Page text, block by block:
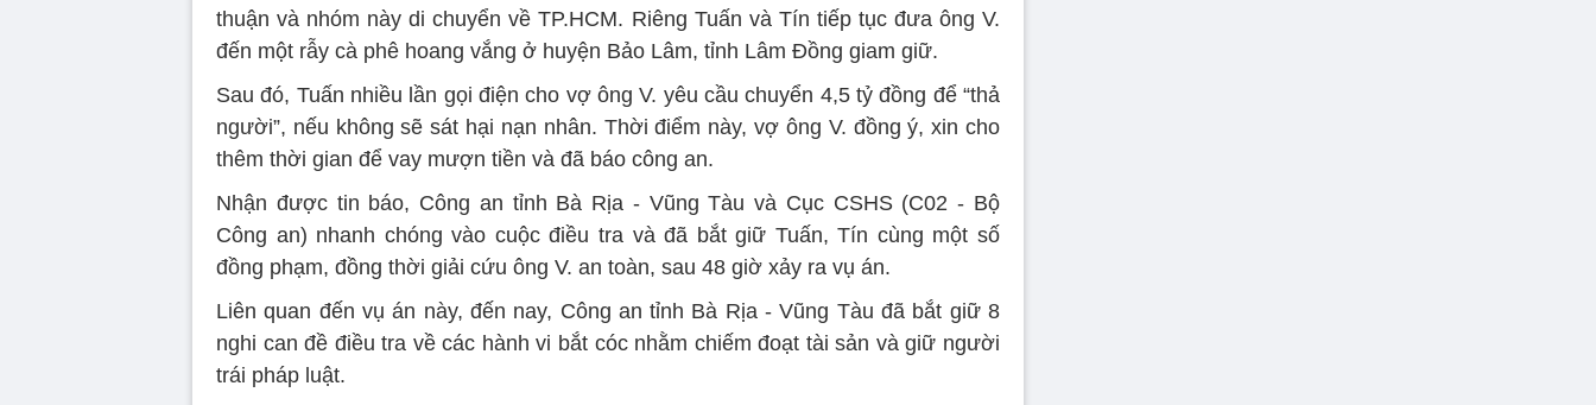
thuận và nhóm này di chuyển về TP.HCM. Riêng Tuấn và Tín tiếp tục đưa ông V.
đến một rẫy cà phê hoang vắng ở huyện Bảo Lâm, tỉnh Lâm Đồng giam giữ.
Sau đó, Tuấn nhiều lần gọi điện cho vợ ông V. yêu cầu chuyển 4,5 tỷ đồng để “thả
người”, nếu không sẽ sát hại nạn nhân. Thời điểm này, vợ ông V. đồng ý, xin cho
thêm thời gian để vay mượn tiền và đã báo công an.
Nhận được tin báo, Công an tỉnh Bà Rịa - Vũng Tàu và Cục CSHS (C02 - Bộ
Công an) nhanh chóng vào cuộc điều tra và đã bắt giữ Tuấn, Tín cùng một số
đồng phạm, đồng thời giải cứu ông V. an toàn, sau 48 giờ xảy ra vụ án.
Liên quan đến vụ án này, đến nay, Công an tỉnh Bà Rịa - Vũng Tàu đã bắt giữ 8
nghi can đề điều tra về các hành vi bắt cóc nhằm chiếm đoạt tài sản và giữ người
trái pháp luật.